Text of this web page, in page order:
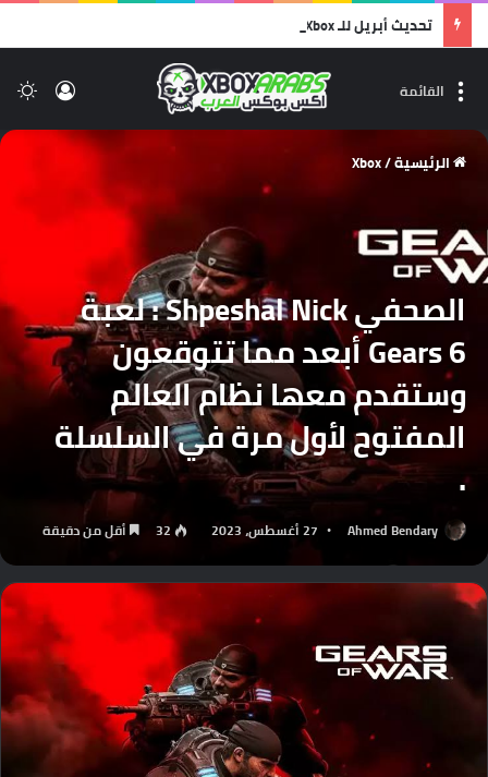
القائمة
الرئيسية/
Xbox
الصحفي Shpeshal Nick : لعبة
Gears 6 أبعد مما تتوقعون
وستقدم معها نظام العالم
المفتوح لأول مرة في السلسلة
.
Ahmed Bendary 27 أغسطس، 2023 32 أقل من دقيقة